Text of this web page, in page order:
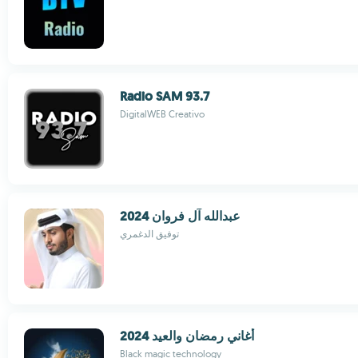
Radio SAM 93.7
DigitalWEB Creativo
عبدالله آل فروان 2024
توفيق الدغمري
أغاني رمضان والعيد 2024
Black magic technology